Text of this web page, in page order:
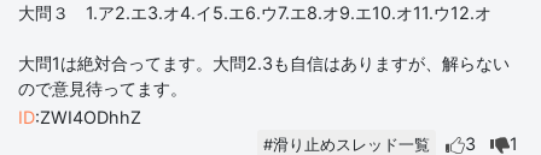
大問３ 1.ア2.エ3.オ4.イ5.エ6.ウ7.エ8.オ9.エ10.オ11.ウ12.オ
大問1は絶対合ってます。大問2.3も自信はありますが、解らない
ので意見待ってます。
ID:ZWI4ODhhZ
#滑り止めスレッド一覧 3 1